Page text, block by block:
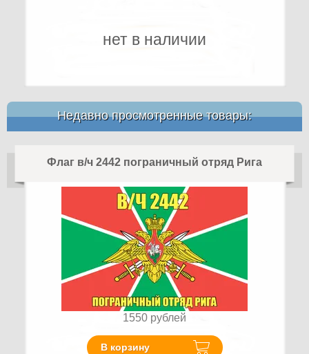
нет в наличии
Недавно просмотренные товары:
Флаг в/ч 2442 пограничный отряд Рига
1550 рублей
В корзину